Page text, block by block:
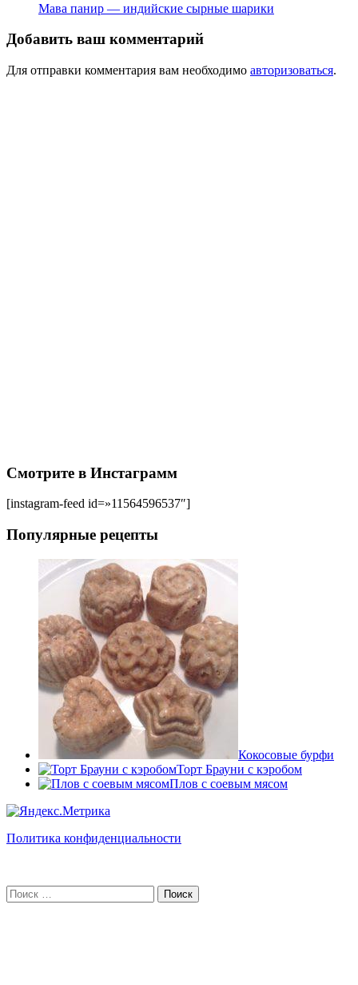
Мава панир — индийские сырные шарики
Добавить ваш комментарий
Для отправки комментария вам необходимо авторизоваться.
Смотрите в Инстаграмм
[instagram-feed id=»11564596537″]
Популярные рецепты
Кокосовые бурфи
Торт Брауни с кэробом
Плов с соевым мясом
Политика конфиденциальности